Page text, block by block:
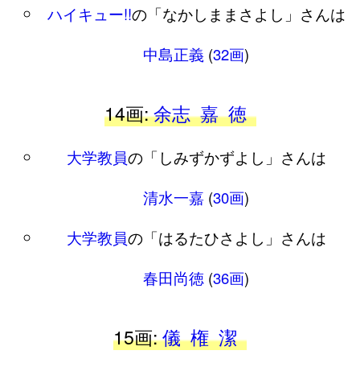
ハイキュー!!の「なかしままさよし」さんは
中島正義 (32画)
14画:余志 嘉 徳
大学教員の「しみずかずよし」さんは
清水一嘉 (30画)
大学教員の「はるたひさよし」さんは
春田尚徳 (36画)
15画:儀 権 潔